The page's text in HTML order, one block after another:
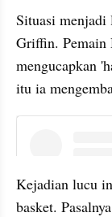
Situasi
Griffin. Pemain
mengucapkan
itu ia
Kejadian lucu
basket.